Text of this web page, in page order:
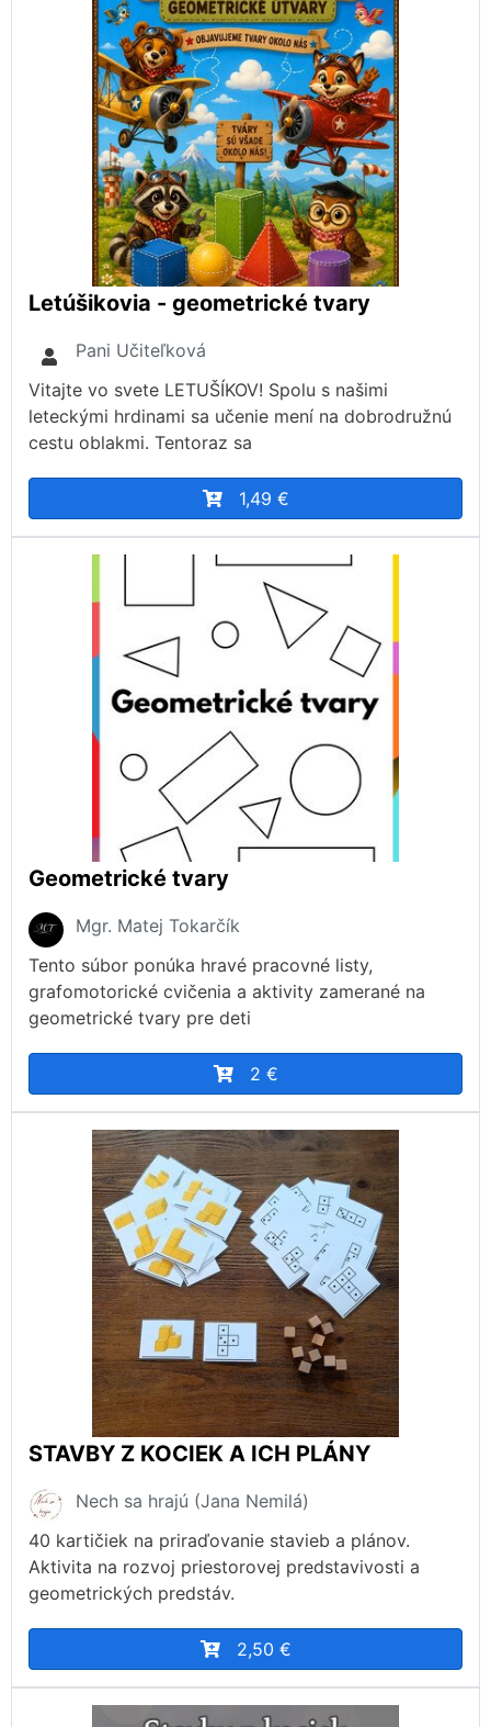
Letúšikovia - geometrické tvary
Pani Učiteľková
Vitajte vo svete LETUŠÍKOV! Spolu s našimi
leteckými hrdinami sa učenie mení na dobrodružnú
cestu oblakmi. Tentoraz sa
1,49 €
Geometrické tvary
Mgr. Matej Tokarčík
Tento súbor ponúka hravé pracovné listy,
grafomotorické cvičenia a aktivity zamerané na
geometrické tvary pre deti
2 €
STAVBY Z KOCIEK A ICH PLÁNY
Nech sa hrajú (Jana Nemilá)
40 kartičiek na priraďovanie stavieb a plánov.
Aktivita na rozvoj priestorovej predstavivosti a
geometrických predstáv.
2,50 €